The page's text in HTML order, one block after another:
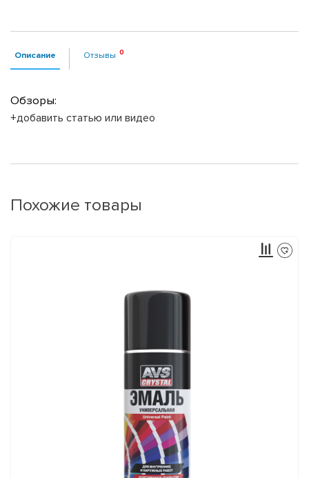
Описание Отзывы
Обзоры:
+добавить статью или видео
Похожие товары